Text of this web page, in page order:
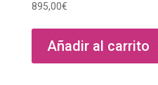
895,00€
Añadir al carrito